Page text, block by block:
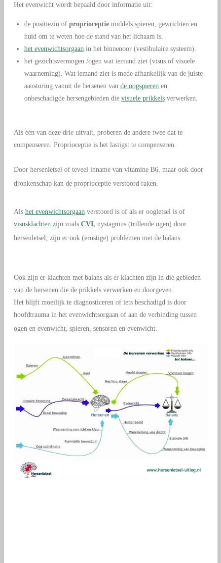
Het evenwicht wordt bepaald door informatie uit:
de positiezin of proprioceptiemiddels spieren, gewrichten en
huid om te weten hoe de stand van het lichaam is.
het evenwichtsorgaan in het binnenoor (vestibulaire systeem).
het gezichtsvermogen /ogen wat iemand ziet (visus of visuele
waarneming). Wat iemand ziet is mede afhankelijk van de juiste
aansturing vanuit de hersenen van de oogspieren en
onbeschadigde hersengebieden die visuele prikkelsverwerken.
Als één van deze drie uitvalt, proberen de andere twee dat te
compenseren. Proprioceptie is het lastigst te compenseren.
Door hersenletsel of teveel inname van vitamine B6, maar ook door
dronkenschap kan de proprioceptie verstoord raken.
Als het evenwichtsorgaan verstoord is of als er oogletsel is of
visusklachten zijn zoalsCVI, nystagmus (trillende ogen) door
hersenletsel, zijn er ook (ernstige) problemen met de balans.
Ook zijn er klachten met balans als er klachten zijn in die gebieden
van de hersenen die de prikkels verwerken en doorgeven.
Het blijft moeilijk te diagnosticeren of iets beschadigd is door
hoofdtrauma in het evenwichtsorgaan of aan de verbinding tussen
ogen en evenwicht, spieren, sensoren en evenwicht.